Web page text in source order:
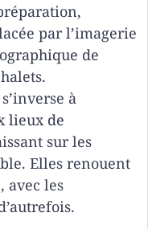
par l’imagerie
de
à
lieux de
sur les
Elles renouent
avec les